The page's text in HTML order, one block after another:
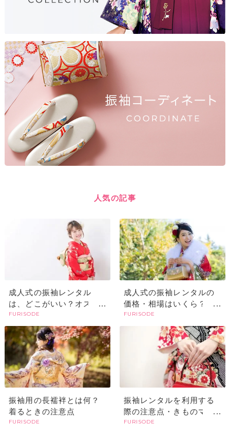
人気の記事
成人式の振袖レンタル
は、どこがいい？オスス
メの選び方や探すときの
ポイント
FURISODE
成人式の振袖レンタルの
価格・相場はいくら？レ
ンタルでも高い？購入と
の違いやメリットは？
FURISODE
振袖用の長襦袢とは何？
着るときの注意点
FURISODE
振袖レンタルを利用する
際の注意点・きものマナ
ー
FURISODE